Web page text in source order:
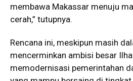
membawa Makassar menuju
cerah,” tutupnya.
Rencana ini, meskipun masih
mencerminkan ambisi besar
memodernisasi pemerintahan